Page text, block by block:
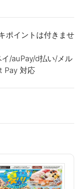
ポイントは付きませ
/auPay/d払い/メル
Pay 対応